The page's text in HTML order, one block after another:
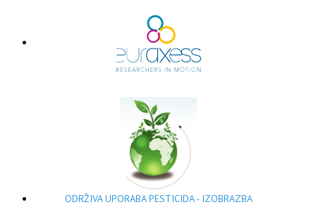
ODRŽIVA UPORABA PESTICIDA - IZOBRAZBA